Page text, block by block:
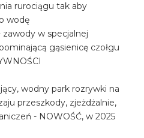
rurociągu tak aby
wodę
w specjalnej
gąsienicę czołgu
wodny park rozrywki na
przeszkody, zjeżdżalnie,
- NOWOŚĆ, w 2025